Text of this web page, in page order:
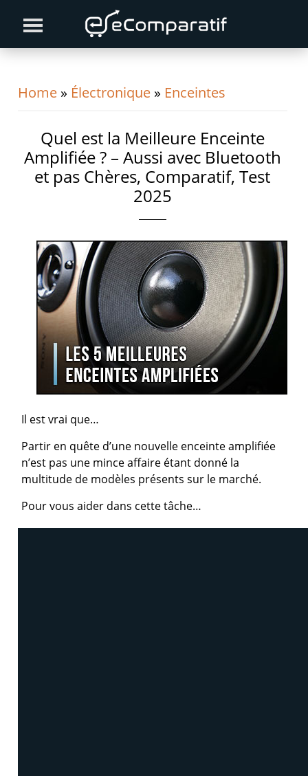
primary
content
primary
Home » Électronique » Enceintes
Quel est la Meilleure Enceinte
Amplifiée ? – Aussi avec Bluetooth
et pas Chères, Comparatif, Test
2025
Il est vrai que…
Partir en quête d’une nouvelle enceinte amplifiée
n’est pas une mince affaire étant donné la
multitude de modèles présents sur le marché.
Pour vous aider dans cette tâche…